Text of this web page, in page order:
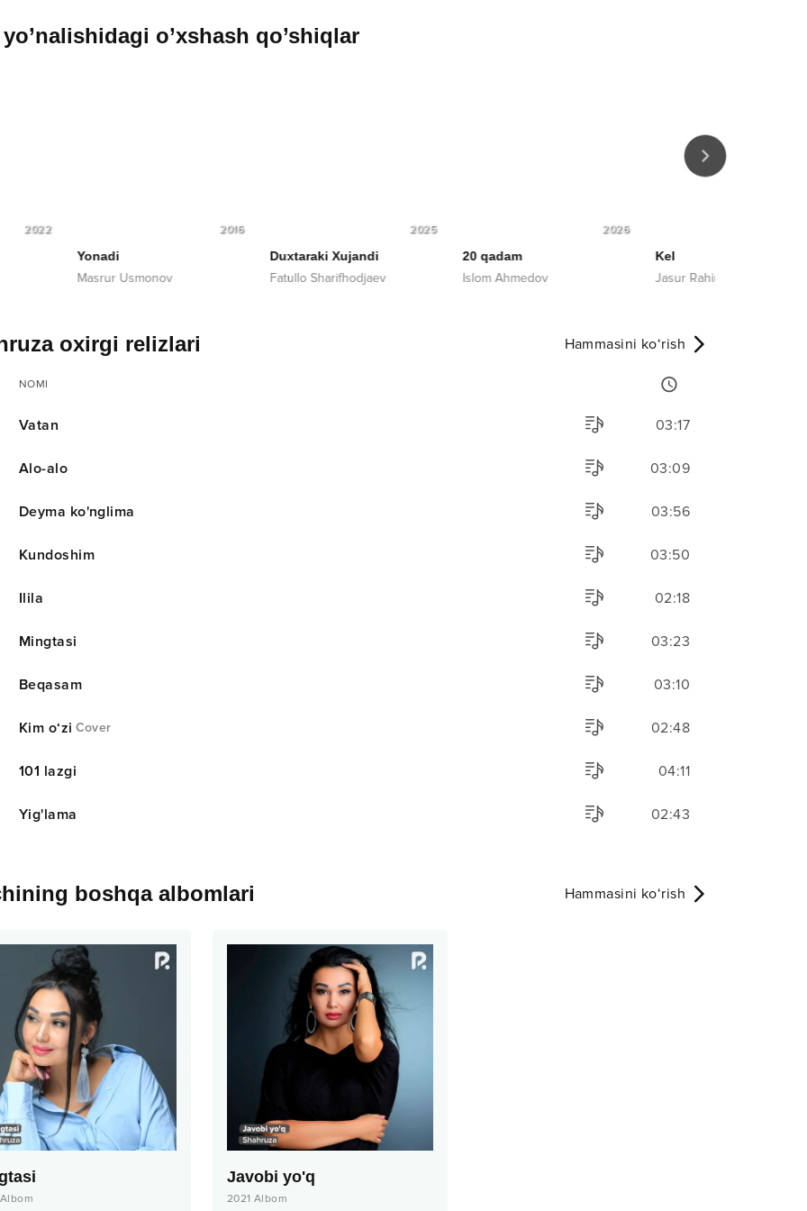
yo’nalishidagi o’xshash qo’shiqlar
Fatullo Sharifhodjaev
20 qadam
Islom Ahmedov Jasur Rahimxon
oxirgi relizlari Hammasini ko‘rish
NOMI
Vatan 03:17
Alo-alo 03:09
Deyma ko'nglima 03:56
Kundoshim 03:50
Ilila 02:18
Mingtasi 03:23
Beqasam 03:10
Kim o‘zi Cover 02:48
101 lazgi 04:11
Yig'lama 02:43
boshqa albomlari Hammasini ko‘rish
Albom
Javobi yo'q
2021 Albom